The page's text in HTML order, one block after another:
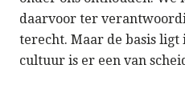
daarvoor ter
terecht. Maar de basis ligt
cultuur is er een van